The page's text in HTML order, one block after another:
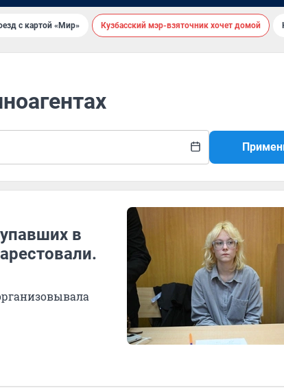
с картой «Мир» Кузбасский мэр-взяточник хочет домой
в